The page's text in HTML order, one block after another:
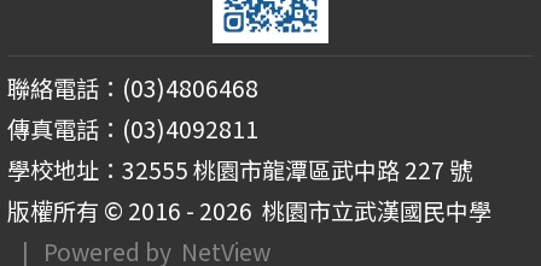
聯絡電話：(03)4806468
傳真電話：(03)4092811
學校地址：32555 桃園市龍潭區武中路 227 號
版權所有 © 2016 - 2026 桃園市立武漢國民中學
| Powered by NetView